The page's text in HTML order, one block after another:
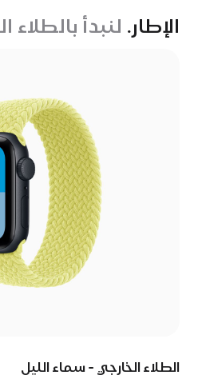
الإطار. لنبدأ بالطلاء
الطلاء الخارجي - سماء الليل